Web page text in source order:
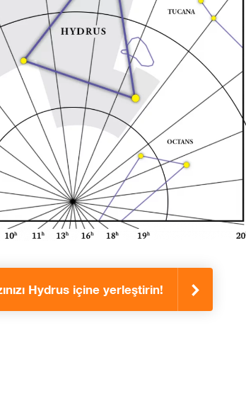
Hydrus içine yerleştirin!